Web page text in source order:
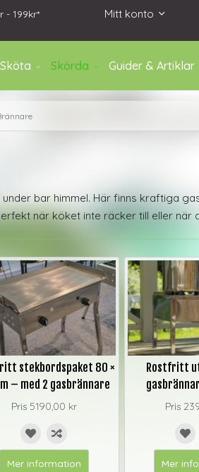
Mitt konto
- 199kr*
Sköta Skörda Guider & Artiklar
bar himmel. Här finns kraftiga
när köket inte räcker till eller när
stekbordspaket 80 ×
– med 2 gasbrännare
Pris 5190,00 kr
Mer information
Rostfritt
Pris
Mer